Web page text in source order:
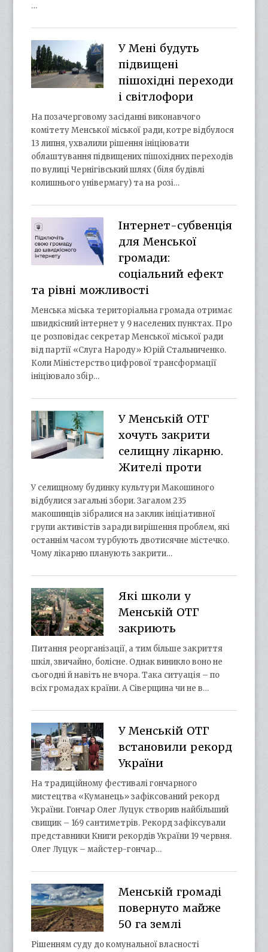
…
У Мені будуть
підвищені
пішохідні переходи
і світлофори
На позачерговому засіданні виконавчого
комітету Менської міської ради, котре відбулося
13 липня, ухвалили рішення ініціювати
облаштування підвищених пішохідних переходів
по вулиці Чернігівський шлях (біля будівлі
колишнього універмагу) та на розі…
Інтернет-субвенція
для Менської
громади:
соціальний ефект
та рівні можливості
Менська міська територіальна громада отримає
швидкісний інтернет у 9 населених пунктах. Про
це розповідає секретар Менської міської ради
від партії «Слуга Народу» Юрій Стальниченко.
Коли Міністерство цифрової трансформації
ініціювало збір…
У Менській ОТГ
хочуть закрити
селищну лікарню.
Жителі проти
У селищному будинку культури Макошиного
відбулися загальні збори. Загалом 235
макошинців зібралися на заклик ініціативної
групи активістів заради вирішення проблем, які
останнім часом турбують двотисячне містечко.
Чому лікарню планують закрити…
Які школи у
Менській ОТГ
закриють
Питання реорганізації, а тим більше закриття
шкіл, звичайно, болісне. Однак виникло воно не
сьогодні й навіть не вчора. Така ситуація – по
всіх громадах країни. А Сіверщина чи не в…
У Менській ОТГ
встановили рекорд
України
На традиційному фестивалі гончарного
мистецтва «Куманець» зафіксований рекорд
України. Гончар Олег Луцук створив найбільший
свищик – 169 сантиметрів. Рекорд зафіксували
представники Книги рекордів України 19 червня.
Олег Луцук – майстер-гончар…
Менській громаді
повернуто майже
50 га землі
Рішенням суду до комунальної власності